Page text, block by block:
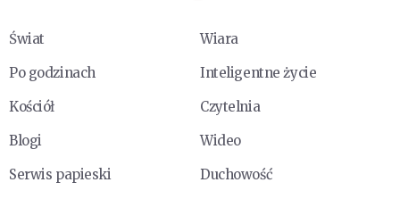
Świat
Wiara
Po godzinach
Inteligentne życie
Kościół
Czytelnia
Blogi
Wideo
Serwis papieski
Duchowość